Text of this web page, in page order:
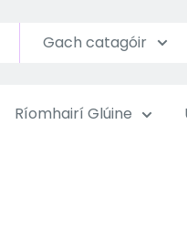
Gach catagóir
Ríomhairí Glúine